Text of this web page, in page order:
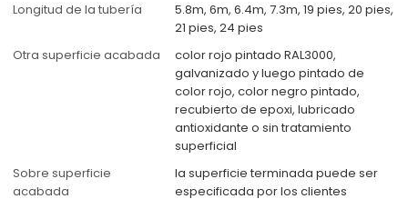
Longitud de la tubería
5.8m, 6m, 6.4m, 7.3m, 19 pies, 20 pies,
21 pies, 24 pies
Otra superficie acabada
color rojo pintado RAL3000,
galvanizado y luego pintado de
color rojo, color negro pintado,
recubierto de epoxi, lubricado
antioxidante o sin tratamiento
superficial
Sobre superficie
acabada
la superficie terminada puede ser
especificada por los clientes